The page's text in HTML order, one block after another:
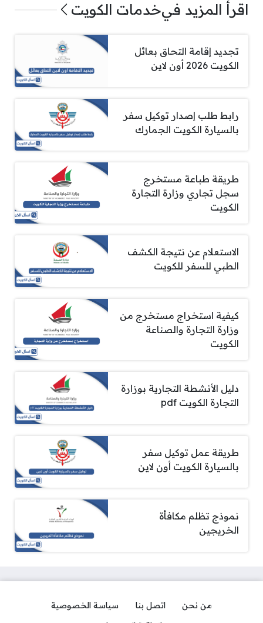
اقرأ المزيد فيخدمات الكويت
تجديد إقامة التحاق بعائل
الكويت 2026 أون لاين
رابط طلب إصدار توكيل سفر
بالسيارة الكويت الجمارك
طريقة طباعة مستخرج
سجل تجاري وزارة التجارة
الكويت
الاستعلام عن نتيجة الكشف
الطبي للسفر للكويت
كيفية استخراج مستخرج من
وزارة التجارة والصناعة
الكويت
دليل الأنشطة التجارية بوزارة
التجارة الكويت pdf
طريقة عمل توكيل سفر
بالسيارة الكويت أون لاين
نموذج تظلم مكافأة
الخريجين
من نحن اتصل بنا
سياسة الخصوصية